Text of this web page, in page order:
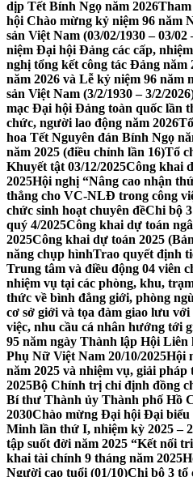
dịp Tết Bính Ngọ năm 2026
hội Chào mừng kỷ niệm 96 năm
sản Việt Nam (03/02/1930 – 03/
niệm Đại hội Đảng các cấp,
nghị tổng kết công tác Đảng năm
năm 2026 và Lễ kỷ niệm 96 năm
sản Việt Nam (3/2/1930 – 3/2/
mạc Đại hội Đảng toàn quốc lần
chức, người lao động năm 2026
hoa Tết Nguyên đán Bính Ngọ
năm 2025 (điều chỉnh lần 16)Tổ
Khuyết tật 03/12/2025Công khai
2025Hội nghị “Nâng cao nhận
thẳng cho VC-NLĐ trong công
chức sinh hoạt chuyên đềChi bộ
quý 4/2025Công khai dự toán
2025Công khai dự toán 2025
năng chụp hìnhTrao quyết định
Trung tâm và điều động 04 viên
nhiệm vụ tại các phòng, khu,
thức về bình đẳng giới, phòng
cơ sở giới và tọa đàm giao lưu
việc, nhu cầu cá nhân hướng tới
95 năm ngày Thành lập Hội Liên
Phụ Nữ Việt Nam 20/10/2025Hội
năm 2025 và nhiệm vụ, giải
2025Bộ Chính trị chỉ định đồng
Bí thư Thành ủy Thành phố Hồ
2030Chào mừng Đại hội Đại
Minh lần thứ I, nhiệm kỳ 2025 –
tập suốt đời năm 2025 “Kết nối
khai tài chính 9 tháng năm 2025
Người cao tuổi (01/10)Chi bộ 3 tổ